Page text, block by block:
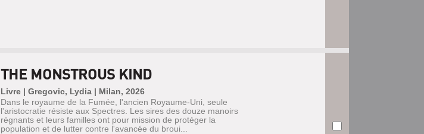
THE MONSTROUS KIND
Livre | Gregovic, Lydia | Milan, 2026
Dans le royaume de la Fumée, l'ancien Royaume-Uni, seule
l'aristocratie résiste aux Spectres. Les sires des douze manoirs
régnants et leurs familles ont pour mission de protéger la
population et de lutter contre l'avancée du broui...